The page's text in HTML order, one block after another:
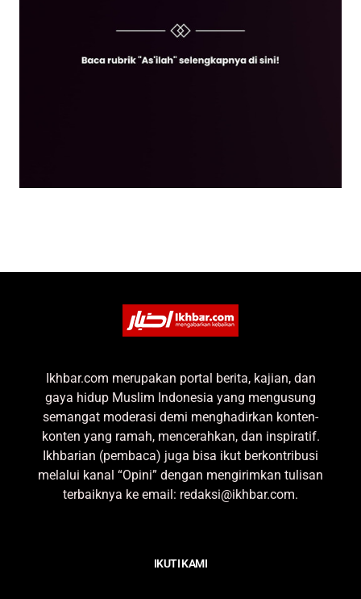
Ikhbar.com merupakan portal berita, kajian, dan
gaya hidup Muslim Indonesia yang mengusung
semangat moderasi demi menghadirkan konten-
konten yang ramah, mencerahkan, dan inspiratif.
Ikhbarian (pembaca) juga bisa ikut berkontribusi
melalui kanal “Opini” dengan mengirimkan tulisan
terbaiknya ke email: redaksi@ikhbar.com.
IKUTI KAMI